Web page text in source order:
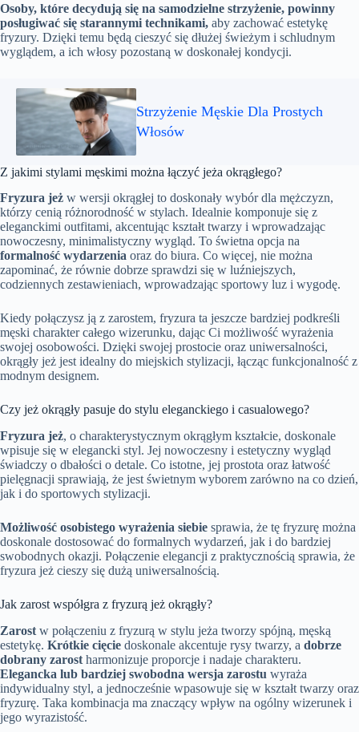
Osoby, które decydują się na samodzielne strzyżenie, powinny
posługiwać się starannymi technikami, aby zachować estetykę
fryzury. Dzięki temu będą cieszyć się dłużej świeżym i schludnym
wyglądem, a ich włosy pozostaną w doskonałej kondycji.
Strzyżenie Męskie Dla Prostych
Włosów
Z jakimi stylami męskimi można łączyć jeża okrągłego?
Fryzura jeż w wersji okrągłej to doskonały wybór dla mężczyzn,
którzy cenią różnorodność w stylach. Idealnie komponuje się z
eleganckimi outfitami, akcentując kształt twarzy i wprowadzając
nowoczesny, minimalistyczny wygląd. To świetna opcja na
formalność wydarzenia oraz do biura. Co więcej, nie można
zapominać, że równie dobrze sprawdzi się w luźniejszych,
codziennych zestawieniach, wprowadzając sportowy luz i wygodę.
Kiedy połączysz ją z zarostem, fryzura ta jeszcze bardziej podkreśli
męski charakter całego wizerunku, dając Ci możliwość wyrażenia
swojej osobowości. Dzięki swojej prostocie oraz uniwersalności,
okrągły jeż jest idealny do miejskich stylizacji, łącząc funkcjonalność z
modnym designem.
Czy jeż okrągły pasuje do stylu eleganckiego i casualowego?
Fryzura jeż, o charakterystycznym okrągłym kształcie, doskonale
wpisuje się w elegancki styl. Jej nowoczesny i estetyczny wygląd
świadczy o dbałości o detale. Co istotne, jej prostota oraz łatwość
pielęgnacji sprawiają, że jest świetnym wyborem zarówno na co dzień,
jak i do sportowych stylizacji.
Możliwość osobistego wyrażenia siebie sprawia, że tę fryzurę można
doskonale dostosować do formalnych wydarzeń, jak i do bardziej
swobodnych okazji. Połączenie elegancji z praktycznością sprawia, że
fryzura jeż cieszy się dużą uniwersalnością.
Jak zarost współgra z fryzurą jeż okrągły?
Zarost w połączeniu z fryzurą w stylu jeża tworzy spójną, męską
estetykę. Krótkie cięcie doskonale akcentuje rysy twarzy, a dobrze
dobrany zarost harmonizuje proporcje i nadaje charakteru.
Elegancka lub bardziej swobodna wersja zarostu wyraża
indywidualny styl, a jednocześnie wpasowuje się w kształt twarzy oraz
fryzurę. Taka kombinacja ma znaczący wpływ na ogólny wizerunek i
jego wyrazistość.